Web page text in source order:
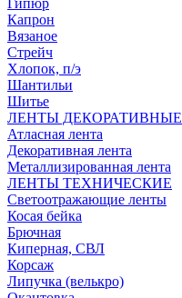
Гипюр
Капрон
Вязаное
Стрейч
Хлопок, п/э
Шантильи
Шитье
ЛЕНТЫ ДЕКОРАТИВНЫЕ
Атласная лента
Декоративная лента
Металлизированная лента
ЛЕНТЫ ТЕХНИЧЕСКИЕ
Светоотражающие ленты
Косая бейка
Брючная
Киперная, СВЛ
Корсаж
Липучка (велькро)